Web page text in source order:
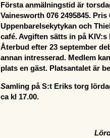
Första anmälningstid är
Vainesworth 076 2495845. Pris
Uppenbarelsekytykan och
café. Avgiften sätts in på KIV:s
Återbud efter 23 september
annan intresserad. Medlem
plats en gäst. Platsantalet är
Samling på S:t Eriks torg
ca kl 17.00.